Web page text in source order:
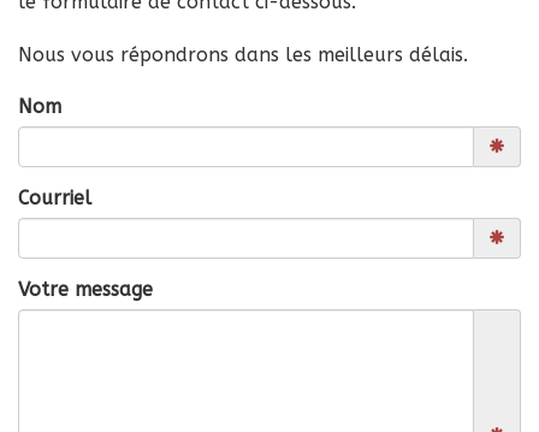
Nous vous répondrons dans les meilleurs délais.
Nom
Courriel
Votre message